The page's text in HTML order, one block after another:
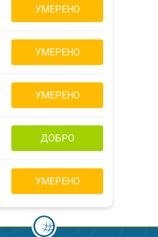
УМЕРЕНО
УМЕРЕНО
УМЕРЕНО
ДОБРО
УМЕРЕНО